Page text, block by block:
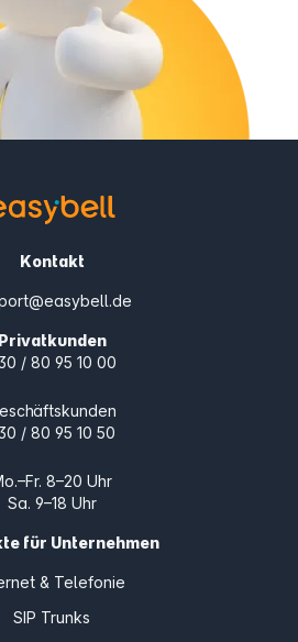
Kontakt
Privatkunden
/ 80 95 10 00
/ 80 95 10 50
8–20 Uhr
Sa. 9–18 Uhr
für Unternehmen
& Telefonie
SIP Trunks